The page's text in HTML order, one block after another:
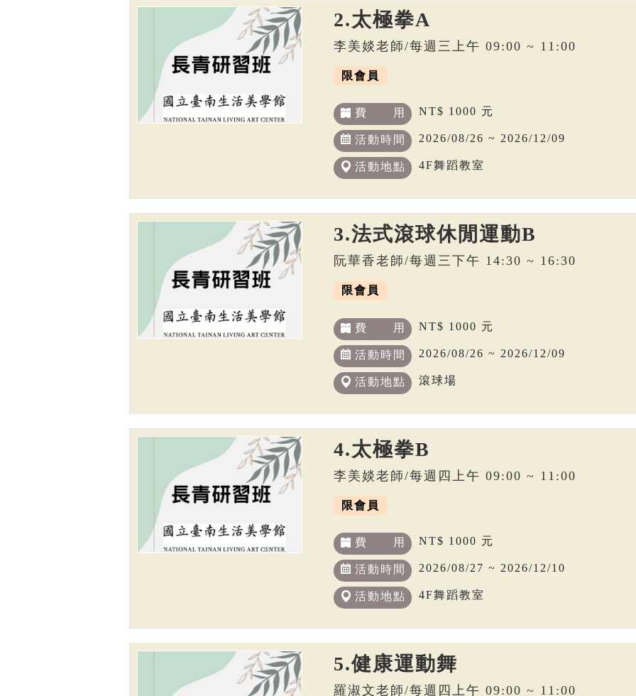
2.太極拳A
李美婒老師/每週三上午 09:00 ~ 11:00
限會員
費 用 NT$ 1000 元
活動時間 2026/08/26 ~ 2026/12/09
活動地點 4F舞蹈教室
3.法式滾球休閒運動B
阮華香老師/每週三下午 14:30 ~ 16:30
限會員
費 用 NT$ 1000 元
活動時間 2026/08/26 ~ 2026/12/09
活動地點 滾球場
4.太極拳B
李美婒老師/每週四上午 09:00 ~ 11:00
限會員
費 用 NT$ 1000 元
活動時間 2026/08/27 ~ 2026/12/10
活動地點 4F舞蹈教室
5.健康運動舞
羅淑文老師/每週四上午 09:00 ~ 11:00